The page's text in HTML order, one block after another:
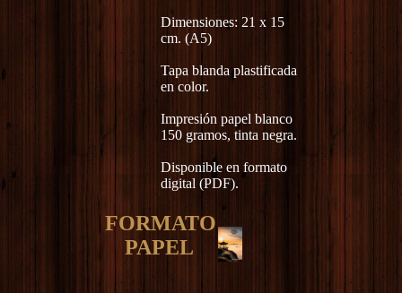
Dimensiones: 21 x 15
cm. (A5)
Tapa blanda plastificada
en color.
Impresión papel blanco
150 gramos, tinta negra.
Disponible en formato
digital (PDF).
FORMATO
PAPEL